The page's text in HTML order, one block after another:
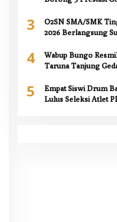
3
O2SN SMA/SMK
2026 Berlangsung
4
Wabup Bungo
Taruna Tanjung
5
Empat Siswi Drum
Lulus Seleksi Atlet